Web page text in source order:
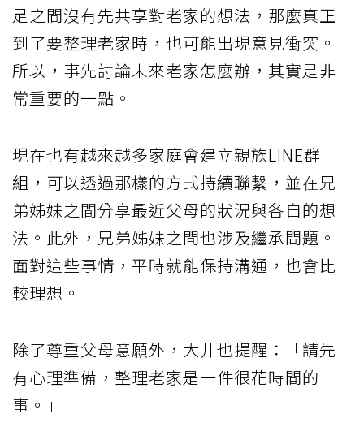
足之間沒有先共享對老家的想法，那麼真正
到了要整理老家時，也可能出現意見衝突。
所以，事先討論未來老家怎麼辦，其實是非
常重要的一點。
現在也有越來越多家庭會建立親族LINE群
組，可以透過那樣的方式持續聯繫，並在兄
弟姊妹之間分享最近父母的狀況與各自的想
法。此外，兄弟姊妹之間也涉及繼承問題。
面對這些事情，平時就能保持溝通，也會比
較理想。
除了尊重父母意願外，大井也提醒：「請先
有心理準備，整理老家是一件很花時間的
事。」